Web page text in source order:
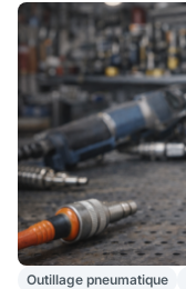
Outillage pneumatique